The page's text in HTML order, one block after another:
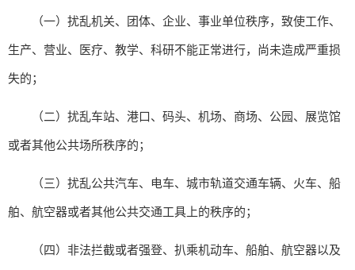
（一）扰乱机关、团体、企业、事业单位秩序，致使工作、
生产、营业、医疗、教学、科研不能正常进行，尚未造成严重损
失的；
（二）扰乱车站、港口、码头、机场、商场、公园、展览馆
或者其他公共场所秩序的；
（三）扰乱公共汽车、电车、城市轨道交通车辆、火车、船
舶、航空器或者其他公共交通工具上的秩序的；
（四）非法拦截或者强登、扒乘机动车、船舶、航空器以及